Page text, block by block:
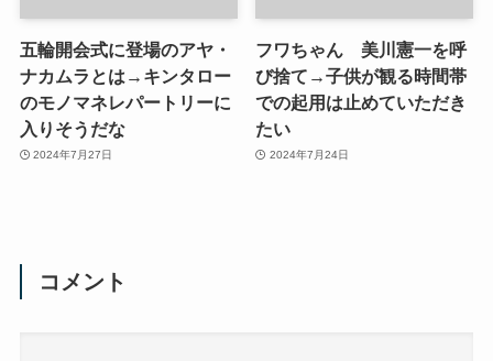
五輪開会式に登場のアヤ・
ナカムラとは→キンタロー
のモノマネレパートリーに
入りそうだな
2024年7月27日
フワちゃん 美川憲一を呼
び捨て→子供が観る時間帯
での起用は止めていただき
たい
2024年7月24日
コメント